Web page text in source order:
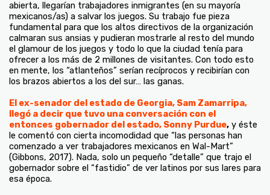
abierta, llegarían trabajadores inmigrantes (en su mayoría
mexicanos/as) a salvar los juegos. Su trabajo fue pieza
fundamental para que los altos directivos de la organización
calmaran sus ansias y pudieran mostrarle al resto del mundo
el glamour de los juegos y todo lo que la ciudad tenía para
ofrecer a los más de 2 millones de visitantes. Con todo esto
en mente, los “atlanteños” serían recíprocos y recibirían con
los brazos abiertos a los del sur… las ganas.
El ex-senador del estado de Georgia, Sam Zamarripa,
llegó a decir que tuvo una conversación con el
entonces gobernador del estado, Sonny Purdue, y éste
le comentó con cierta incomodidad que “las personas han
comenzado a ver trabajadores mexicanos en Wal-Mart”
(Gibbons, 2017). Nada, solo un pequeño “detalle” que trajo el
gobernador sobre el “fastidio” de ver latinos por sus lares para
esa época.